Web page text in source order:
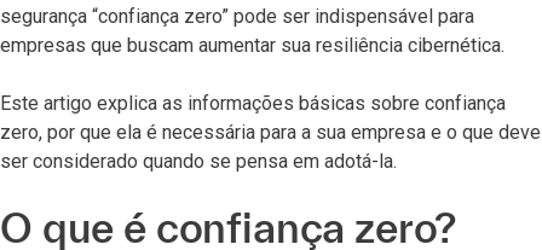
segurança “confiança zero” pode ser indispensável para
empresas que buscam aumentar sua resiliência cibernética.
Este artigo explica as informações básicas sobre confiança
zero, por que ela é necessária para a sua empresa e o que deve
ser considerado quando se pensa em adotá-la.
O que é confiança zero?